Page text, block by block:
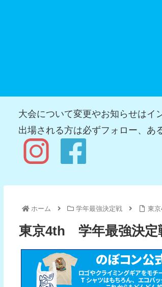
大会について変更やお知らせはイン
出場される方は必ずフォロー、ある
ホーム 学年最強決定戦 東
東京4th 学年最強決定